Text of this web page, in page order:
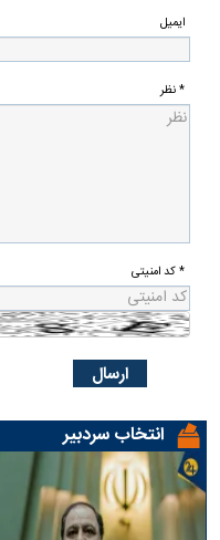
ایمیل
* نظر
* کد امنیتی
انتخاب سردبیر